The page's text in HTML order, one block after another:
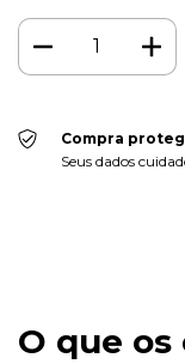
Compra
Seus dados
O que